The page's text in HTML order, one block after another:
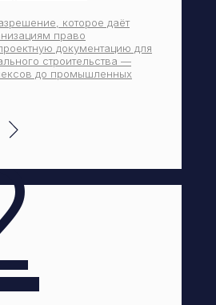
которое даёт
право
документацию для
строительства —
до промышленных